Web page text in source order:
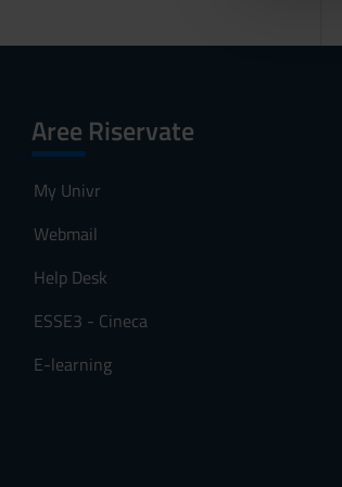
c
Aree Riservate
My Univr
Webmail
Help Desk
ESSE3 - Cineca
E-learning